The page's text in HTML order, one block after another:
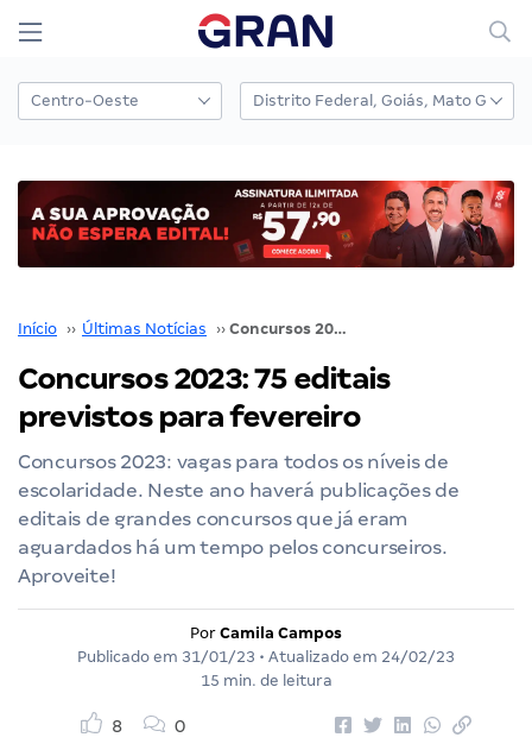
Início ›› Últimas Notícias ›› Concursos 2023: 75 editais previstos para fevereiro
Concursos 2023: 75 editais
previstos para fevereiro
Concursos 2023: vagas para todos os níveis de
escolaridade. Neste ano haverá publicações de
editais de grandes concursos que já eram
aguardados há um tempo pelos concurseiros.
Aproveite!
Por Camila Campos
Publicado em 31/01/23 • Atualizado em 24/02/23
15 min. de leitura
8 0